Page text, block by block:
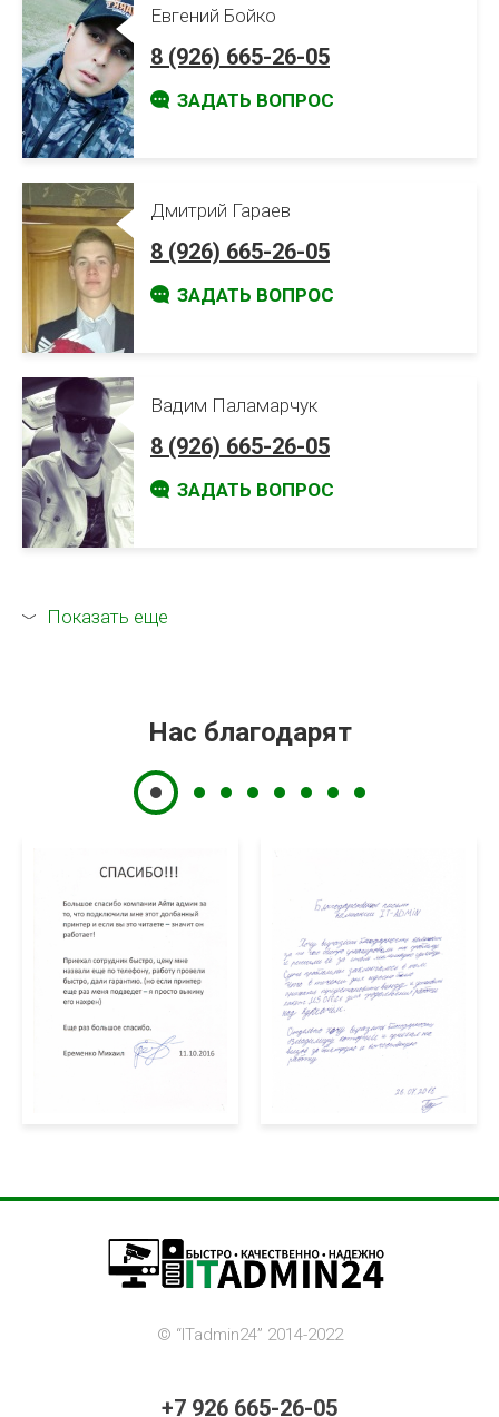
Евгений Бойко
8 (926) 665-26-05
ЗАДАТЬ ВОПРОС
Дмитрий Гараев
8 (926) 665-26-05
ЗАДАТЬ ВОПРОС
Вадим Паламарчук
8 (926) 665-26-05
ЗАДАТЬ ВОПРОС
Показать еще
Нас благодарят
©️ “ITadmin24” 2014-2022
+7 926 665-26-05